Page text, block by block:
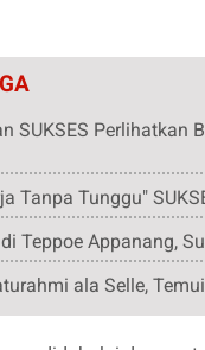
SUKSES Perlihatkan
Tanpa Tunggu"
Teppoe Appanang,
ala Selle,